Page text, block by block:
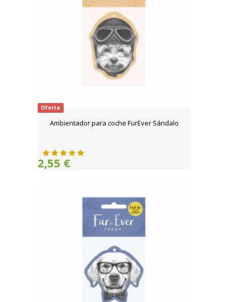
Oferta
Ambientador para coche FurEver Sándalo
2,55 €